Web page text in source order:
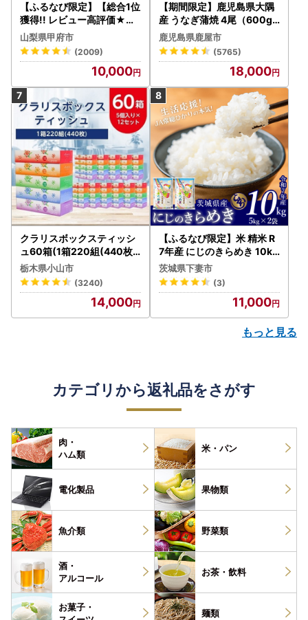
【ふるなび限定】【総合1位
獲得!! レビュー高評価★】
〈2026年度配送分〉山梨
県産 シャインマスカット 2
～3房（1.0kg以上）シャイ
ン フルーツ FN-Limited-S
P
山梨県甲府市
(2009)
10,000
【期間限定】鹿児島県大隅
産 うなぎ蒲焼 4尾（600g
） KN007-004-04-cp18
うなぎ 鰻 魚 惣菜 総菜
鹿児島県鹿屋市
(5765)
18,000
クラリスボックスティッシ
ュ60箱(1箱220組(440枚))
(5個入り×12セット)【配送
不可地域：離島・沖縄県】
【1256759】
栃木県小山市
(3240)
14,000
【ふるなび限定】米 精米 R
7年産 にじのきらめき 10kg
10月 FN-Limited-PR
茨城県下妻市
(3)
11,000
もっと見る
カテゴリから返礼品をさがす
肉・
ハム類
米・パン
電化製品 果物類
魚介類 野菜類
酒・
アルコール
お茶・ 飲料
お菓子・
麺類